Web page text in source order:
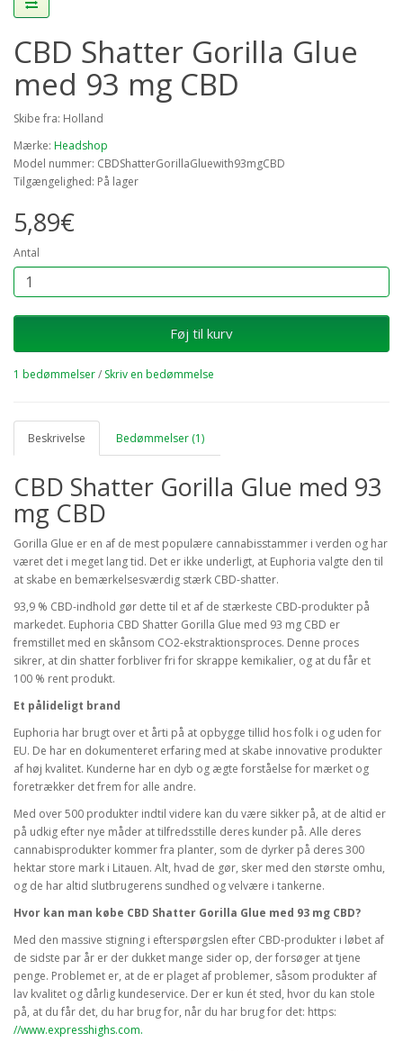
CBD Shatter Gorilla Glue
med 93 mg CBD
Skibe fra: Holland
Mærke: Headshop
Model nummer: CBDShatterGorillaGluewith93mgCBD
Tilgængelighed: På lager
5,89€
Antal
Føj til kurv
1 bedømmelser/ Skriv en bedømmelse
Beskrivelse Bedømmelser (1)
CBD Shatter Gorilla Glue med 93
mg CBD
Gorilla Glue er en af de mest populære cannabisstammer i verden og har
været det i meget lang tid. Det er ikke underligt, at Euphoria valgte den til
at skabe en bemærkelsesværdig stærk CBD-shatter.
93,9 % CBD-indhold gør dette til et af de stærkeste CBD-produkter på
markedet. Euphoria CBD Shatter Gorilla Glue med 93 mg CBD er
fremstillet med en skånsom CO2-ekstraktionsproces. Denne proces
sikrer, at din shatter forbliver fri for skrappe kemikalier, og at du får et
100 % rent produkt.
Et pålideligt brand
Euphoria har brugt over et årti på at opbygge tillid hos folk i og uden for
EU. De har en dokumenteret erfaring med at skabe innovative produkter
af høj kvalitet. Kunderne har en dyb og ægte forståelse for mærket og
foretrækker det frem for alle andre.
Med over 500 produkter indtil videre kan du være sikker på, at de altid er
på udkig efter nye måder at tilfredsstille deres kunder på. Alle deres
cannabisprodukter kommer fra planter, som de dyrker på deres 300
hektar store mark i Litauen. Alt, hvad de gør, sker med den største omhu,
og de har altid slutbrugerens sundhed og velvære i tankerne.
Hvor kan man købe CBD Shatter Gorilla Glue med 93 mg CBD?
Med den massive stigning i efterspørgslen efter CBD-produkter i løbet af
de sidste par år er der dukket mange sider op, der forsøger at tjene
penge. Problemet er, at de er plaget af problemer, såsom produkter af
lav kvalitet og dårlig kundeservice. Der er kun ét sted, hvor du kan stole
på, at du får det, du har brug for, når du har brug for det: https:
//www.expresshighs.com.